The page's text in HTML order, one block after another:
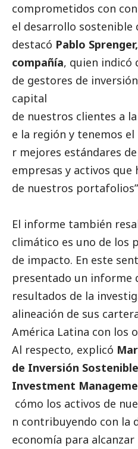
comprometidos con
el desarrollo sostenible
destacó Pablo
compañía, quien indicó
de gestores de
capital
de nuestros clientes a
e la región y tenemos
r mejores estándares
empresas y activos que
de nuestros
El informe también
climático es uno de los
de impacto. En este
presentado un informe
resultados de la
alineación de sus
América Latina con los
Al respecto, explicó
de Inversión Sostenible
Investment
cómo los activos de
n contribuyendo con la
economía para